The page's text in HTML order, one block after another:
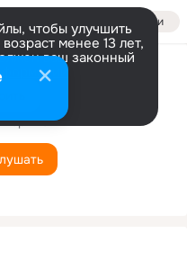
Войти
чтобы улучшить
менее 13 лет,
ваш законный
конвой
Горшков